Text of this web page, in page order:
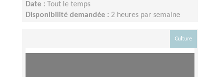
Date :
Tout le temps
Disponibilité demandée : 2 heures par semaine
Culture